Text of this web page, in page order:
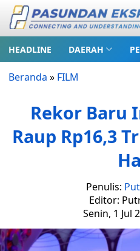
HEADLINE DAERAH
Beranda » FILM
Rekor Baru
Raup Rp16,3
Penulis:
Editor:
Senin, 1 Jul